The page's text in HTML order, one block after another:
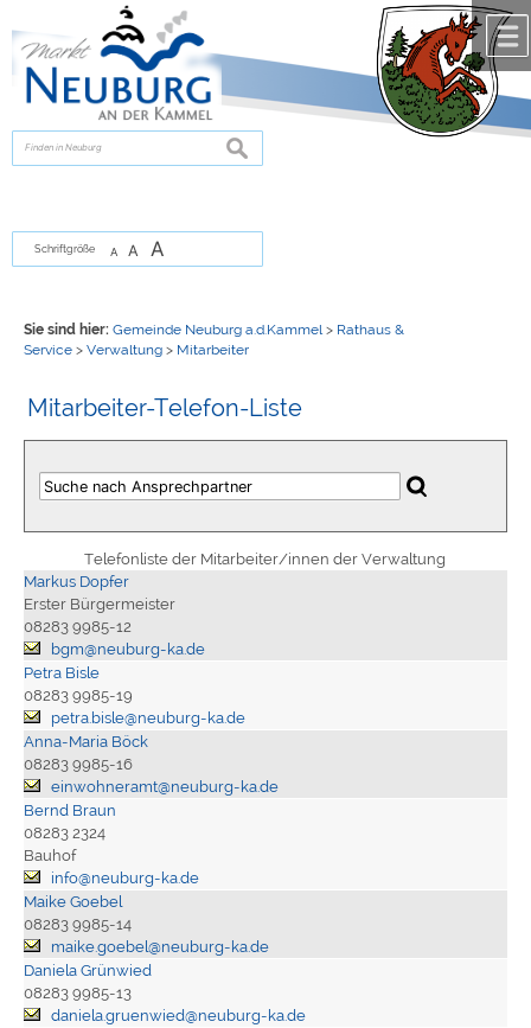
zur Navigationoder
springen.
suchen
Schriftgröße A A A
Sie sind hier: Gemeinde Neuburg a.d.Kammel > Rathaus &
Service> Verwaltung> Mitarbeiter
Mitarbeiter-Telefon-Liste
Telefonliste der Mitarbeiter/innen der Verwaltung
Markus Dopfer
Erster Bürgermeister
08283 9985-12
bgm@neuburg-ka.de
Petra Bisle
08283 9985-19
petra.bisle@neuburg-ka.de
Anna-Maria Böck
08283 9985-16
einwohneramt@neuburg-ka.de
Bernd Braun
08283 2324
Bauhof
info@neuburg-ka.de
Maike Goebel
08283 9985-14
maike.goebel@neuburg-ka.de
Daniela Grünwied
08283 9985-13
daniela.gruenwied@neuburg-ka.de